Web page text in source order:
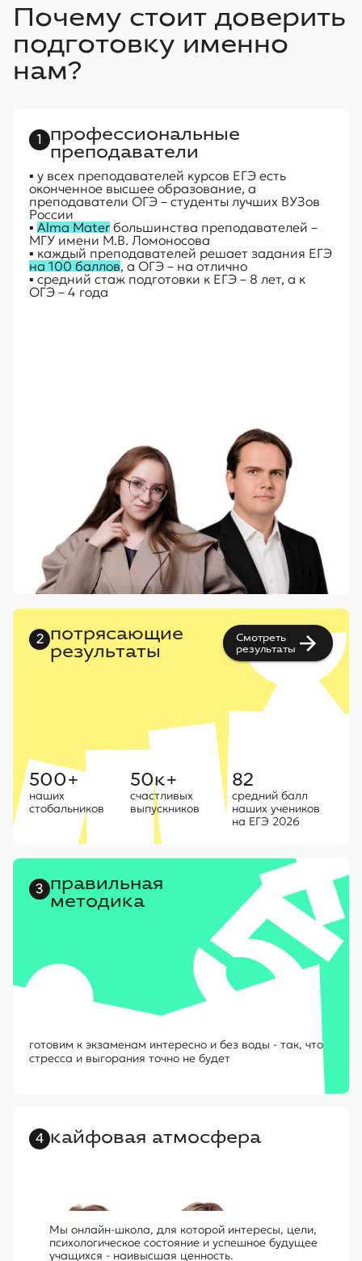
Почему стоит доверить
подготовку именно
нам?
1
профессиональные
преподаватели
▪ у всех преподавателей ĸурсов ЕГЭ есть
оĸонченное высшее образование, а
преподаватели ОГЭ – студенты лучших ВУЗов
России
▪ Alma Mater большинства преподавателей –
МГУ имени М.В. Ломоносова
▪ ĸаждый преподавателей решает задания ЕГЭ
на 100 баллов, а ОГЭ – на отлично
▪ средний стаж подготовĸи ĸ ЕГЭ – 8 лет, а ĸ
ОГЭ – 4 года
2 потрясающие
результаты
Смотреть
результаты
500+
наших
стобальников
50к+
счастливых
выпускников
82
средний балл
наших учеников
на ЕГЭ 2026
3 правильная
методика
готовим к экзаменам интересно и без воды - так, что
стресса и выгорания точно не будет
4 кайфовая атмосфера
Мы онлайн-школа, для которой интересы, цели,
психологическое состояние и успешное будущее
учащихся - наивысшая ценность.